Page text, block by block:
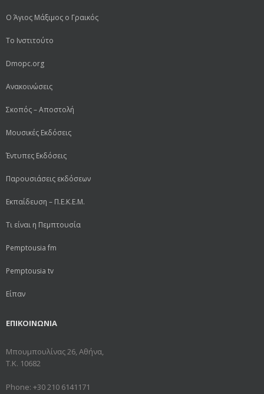
Ο Άγιος Μάξιμος ο Γραικός
Το Ινστιτούτο
Dmopc.org
Ανακοινώσεις
Σκοπός – Αποστολή
Μουσικές Εκδόσεις
Έντυπες Εκδόσεις
Παρουσιάσεις εκδόσεων
Εκπαίδευση – Π.Ε.Κ.Ε.Μ.
Τι είναι η Πεμπτουσία
Pemptousia fm
Pemptousia tv
Είπαν
ΕΠΙΚΟΙΝΩΝΙΑ
Μπουμπουλίνας 26, Αθήνα,
Τ.Κ. 10682
Phone: +30 210 6141171